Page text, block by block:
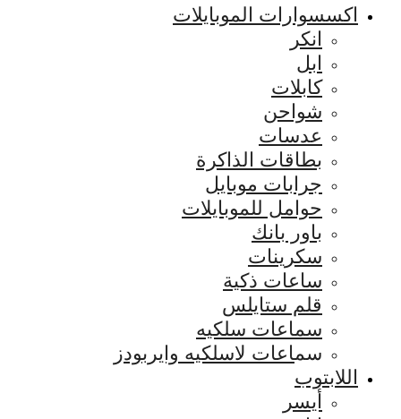
اكسسوارات الموبايلات
انكر
ابل
كابلات
شواحن
عدسات
بطاقات الذاكرة
جرابات موبايل
حوامل للموبايلات
باور بانك
سكرينات
ساعات ذكية
قلم ستايلس
سماعات سلكيه
سماعات لاسلكيه وايربودز
اللابتوب
أيسر